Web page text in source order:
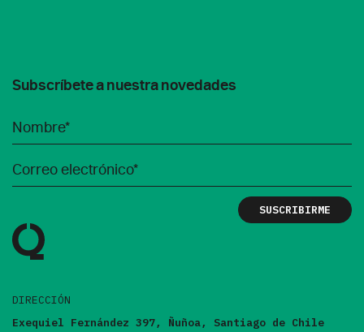
Subscríbete a nuestra novedades
DIRECCIÓN
Exequiel Fernández 397, Ñuñoa, Santiago de Chile